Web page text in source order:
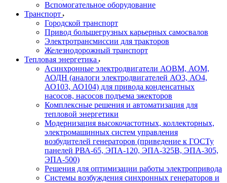
Вспомогательное оборудование
Транспорт
Городской транспорт
Привод большегрузных карьерных самосвалов
Электротрансмиссии для тракторов
Железнодорожный транспорт
Тепловая энергетика
Асинхронные электродвигатели АОВМ, АОМ,
АОДН (аналоги электродвигателей АО3, АО4,
АО103, АО104) для привода конденсатных
насосов, насосов подъема эжекторов
Комплексные решения и автоматизация для
тепловой энергетики
Модернизация высокочастотных, коллекторных,
электромашинных систем управления
возбудителей генераторов (приведение к ГОСТу
панелей РВА-65, ЭПА-120, ЭПА-325В, ЭПА-305,
ЭПА-500)
Решения для оптимизации работы электропривода
Системы возбуждения синхронных генераторов и